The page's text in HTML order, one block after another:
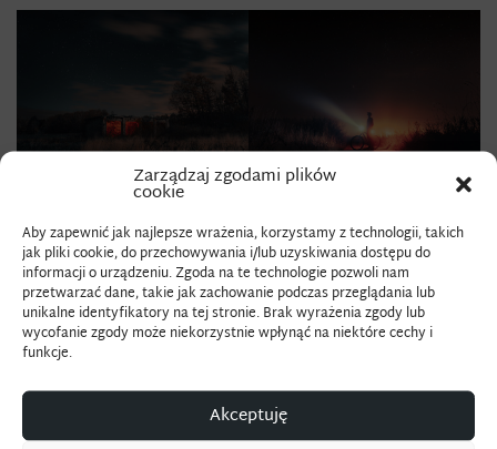
Zarządzaj zgodami plików
cookie
Aby zapewnić jak najlepsze wrażenia, korzystamy z technologii, takich
jak pliki cookie, do przechowywania i/lub uzyskiwania dostępu do
informacji o urządzeniu. Zgoda na te technologie pozwoli nam
przetwarzać dane, takie jak zachowanie podczas przeglądania lub
unikalne identyfikatory na tej stronie. Brak wyrażenia zgody lub
wycofanie zgody może niekorzystnie wpłynąć na niektóre cechy i
funkcje.
Akceptuję
autor: Artur Rychta